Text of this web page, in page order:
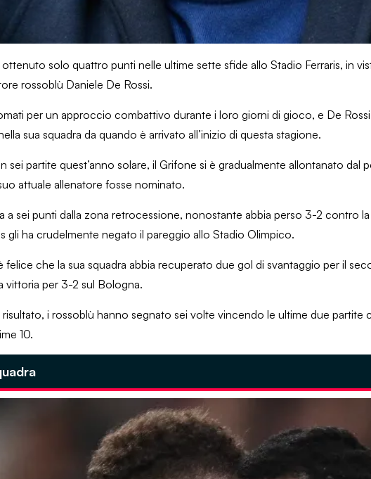
solo quattro punti nelle ultime sette sfide allo Stadio Ferraris, in
rossoblù Daniele De Rossi.
per un approccio combattivo durante i loro giorni di gioco, e De
sua squadra da quando è arrivato all’inizio di questa stagione.
sei partite quest’anno solare, il Grifone si è gradualmente allontanato dal
attuale allenatore fosse nominato.
a sei punti dalla zona retrocessione, nonostante abbia perso 3-2 contro
gli ha crudelmente negato il pareggio allo Stadio Olimpico.
felice che la sua squadra abbia recuperato due gol di svantaggio per il
vittoria per 3-2 sul Bologna.
i rossoblù hanno segnato sei volte vincendo le ultime due partite
10.